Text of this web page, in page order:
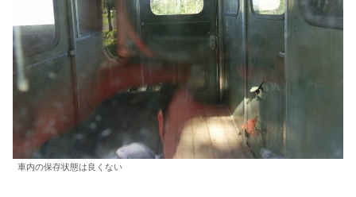
車内の保存状態は良くない